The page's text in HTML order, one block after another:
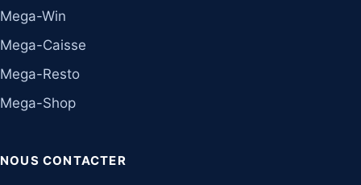
Mega-Win
Mega-Caisse
Mega-Resto
Mega-Shop
NOUS CONTACTER